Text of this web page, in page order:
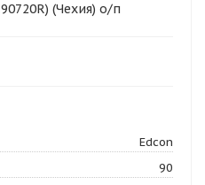
(Чехия) о/п
Edcon
90